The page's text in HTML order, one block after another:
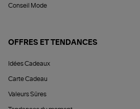
Conseil Mode
OFFRES ET TENDANCES
Idées Cadeaux
Carte Cadeau
Valeurs Sûres